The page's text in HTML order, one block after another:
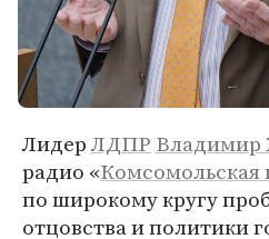
ЛидерЛДПР Владимир
радио «Комсомольская
по широкому кругу
отцовства и политики